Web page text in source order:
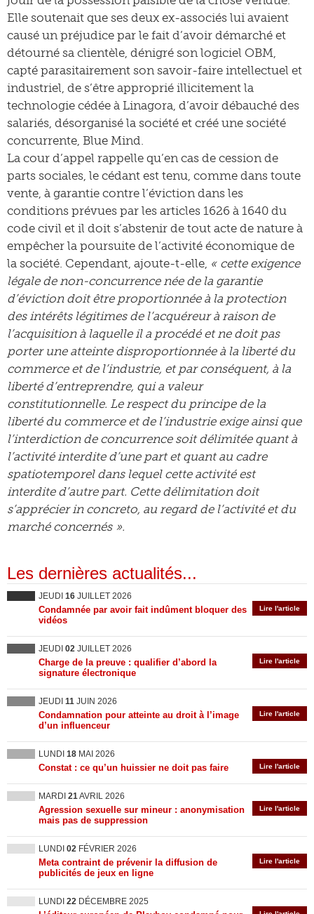
Elle soutenait que ses deux ex-associés lui avaient
causé un préjudice par le fait d’avoir démarché et
détourné sa clientèle, dénigré son logiciel OBM,
capté parasitairement son savoir-faire intellectuel et
industriel, de s’être approprié illicitement la
technologie cédée à Linagora, d’avoir débauché des
salariés, désorganisé la société et créé une société
concurrente, Blue Mind.
La cour d’appel rappelle qu’en cas de cession de
parts sociales, le cédant est tenu, comme dans toute
vente, à garantie contre l’éviction dans les
conditions prévues par les articles 1626 à 1640 du
code civil et il doit s’abstenir de tout acte de nature à
empêcher la poursuite de l’activité économique de
la société. Cependant, ajoute-t-elle, « cette exigence
légale de non-concurrence née de la garantie
d’éviction doit être proportionnée à la protection
des intérêts légitimes de l’acquéreur à raison de
l’acquisition à laquelle il a procédé et ne doit pas
porter une atteinte disproportionnée à la liberté du
commerce et de l’industrie, et par conséquent, à la
liberté d’entreprendre, qui a valeur
constitutionnelle. Le respect du principe de la
liberté du commerce et de l’industrie exige ainsi que
l’interdiction de concurrence soit délimitée quant à
l’activité interdite d’une part et quant au cadre
spatiotemporel dans lequel cette activité est
interdite d’autre part. Cette délimitation doit
s’apprécier in concreto, au regard de l’activité et du
marché concernés ».
Les dernières actualités...
JEUDI 16 JUILLET 2026
Lire l'article
Condamnée par avoir fait indûment bloquer des
vidéos
JEUDI 02 JUILLET 2026
Lire l'article
Charge de la preuve : qualifier d’abord la
signature électronique
JEUDI 11 JUIN 2026
Lire l'article
Condamnation pour atteinte au droit à l’image
d’un influenceur
LUNDI 18 MAI 2026
Lire l'article
Constat : ce qu’un huissier ne doit pas faire
MARDI 21AVRIL 2026
Lire l'article
Agression sexuelle sur mineur : anonymisation
mais pas de suppression
LUNDI 02 FÉVRIER 2026
Lire l'article
Meta contraint de prévenir la diffusion de
publicités de jeux en ligne
LUNDI 22 DÉCEMBRE 2025